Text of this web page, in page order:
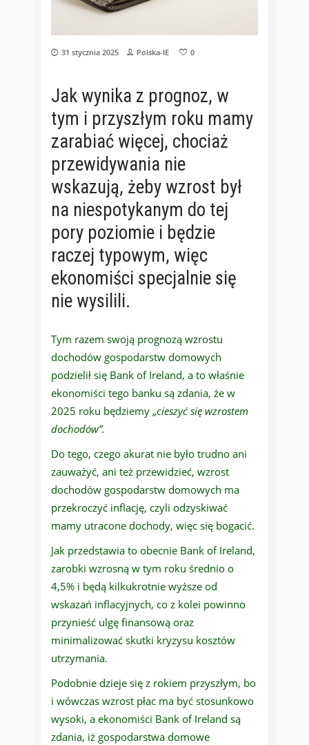
31 stycznia 2025 Polska-IE 0
Jak wynika z prognoz, w
tym i przyszłym roku mamy
zarabiać więcej, chociaż
przewidywania nie
wskazują, żeby wzrost był
na niespotykanym do tej
pory poziomie i będzie
raczej typowym, więc
ekonomiści specjalnie się
nie wysilili.
Tym razem swoją prognozą wzrostu
dochodów gospodarstw domowych
podzielił się Bank of Ireland, a to właśnie
ekonomiści tego banku są zdania, że w
2025 roku będziemy „cieszyć się wzrostem
dochodów”.
Do tego, czego akurat nie było trudno ani
zauważyć, ani też przewidzieć, wzrost
dochodów gospodarstw domowych ma
przekroczyć inflację, czyli odzyskiwać
mamy utracone dochody, więc się bogacić.
Jak przedstawia to obecnie Bank of Ireland,
zarobki wzrosną w tym roku średnio o
4,5% i będą kilkukrotnie wyższe od
wskazań inflacyjnych, co z kolei powinno
przynieść ulgę finansową oraz
minimalizować skutki kryzysu kosztów
utrzymania.
Podobnie dzieje się z rokiem przyszłym, bo
i wówczas wzrost płac ma być stosunkowo
wysoki, a ekonomiści Bank of Ireland są
zdania, iż gospodarstwa domowe